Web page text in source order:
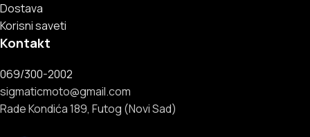
Dostava
Korisni saveti
Kontakt
069/300-2002
sigmaticmoto@gmail.com
Rade Kondića 189, Futog (Novi Sad)